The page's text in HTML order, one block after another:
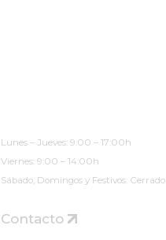
Lunes – Jueves: 9:00 – 17:00h
Viernes: 9:00 – 14:00h
Sábado, Domingos y Festivos: Cerrado
Contacto